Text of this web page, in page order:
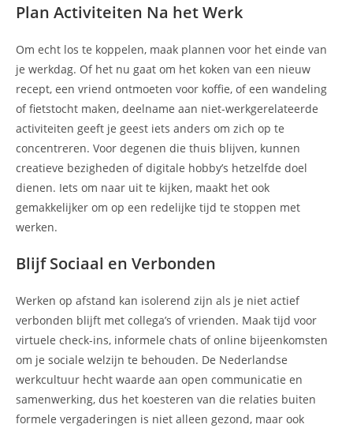
Plan Activiteiten Na het Werk
Om echt los te koppelen, maak plannen voor het einde van
je werkdag. Of het nu gaat om het koken van een nieuw
recept, een vriend ontmoeten voor koffie, of een wandeling
of fietstocht maken, deelname aan niet-werkgerelateerde
activiteiten geeft je geest iets anders om zich op te
concentreren. Voor degenen die thuis blijven, kunnen
creatieve bezigheden of digitale hobby’s hetzelfde doel
dienen. Iets om naar uit te kijken, maakt het ook
gemakkelijker om op een redelijke tijd te stoppen met
werken.
Blijf Sociaal en Verbonden
Werken op afstand kan isolerend zijn als je niet actief
verbonden blijft met collega’s of vrienden. Maak tijd voor
virtuele check-ins, informele chats of online bijeenkomsten
om je sociale welzijn te behouden. De Nederlandse
werkcultuur hecht waarde aan open communicatie en
samenwerking, dus het koesteren van die relaties buiten
formele vergaderingen is niet alleen gezond, maar ook